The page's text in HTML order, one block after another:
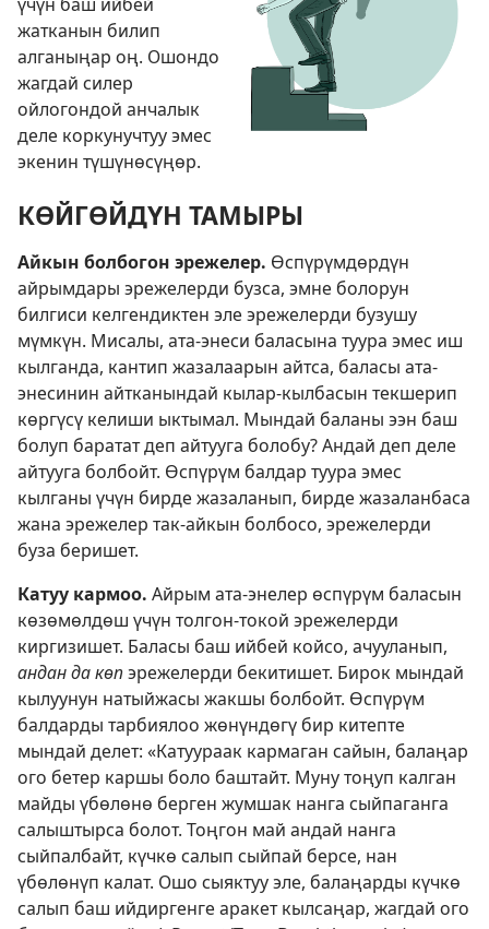
жатканын билип
алганыңар оң. Ошондо
жагдай силер
ойлогондой анчалык
деле коркунучтуу эмес
экенин түшүнөсүңөр.
КӨЙГӨЙДҮН ТАМЫРЫ
Айкын болбогон эрежелер. Өспүрүмдөрдүн
айрымдары эрежелерди бузса, эмне болорун
билгиси келгендиктен эле эрежелерди бузушу
мүмкүн. Мисалы, ата-энеси баласына туура эмес иш
кылганда, кантип жазалаарын айтса, баласы ата-
энесинин айтканындай кылар-кылбасын текшерип
көргүсү келиши ыктымал. Мындай баланы ээн баш
болуп баратат деп айтууга болобу? Андай деп деле
айтууга болбойт. Өспүрүм балдар туура эмес
кылганы үчүн бирде жазаланып, бирде жазаланбаса
жана эрежелер так-айкын болбосо, эрежелерди
буза беришет.
Катуу кармоо. Айрым ата-энелер өспүрүм баласын
көзөмөлдөш үчүн толгон-токой эрежелерди
киргизишет. Баласы баш ийбей койсо, ачууланып,
андан да көпэрежелерди бекитишет. Бирок мындай
кылуунун натыйжасы жакшы болбойт. Өспүрүм
балдарды тарбиялоо жөнүндөгү бир китепте
мындай делет: «Катуураак кармаган сайын, балаңар
ого бетер каршы боло баштайт. Муну тоңуп калган
майды үбөлөнө берген жумшак нанга сыйпаганга
салыштырса болот. Тоңгон май андай нанга
сыйпалбайт, күчкө салып сыйпай берсе, нан
үбөлөнүп калат. Ошо сыяктуу эле, балаңарды күчкө
салып баш ийдиргенге аракет кылсаңар, жагдай ого